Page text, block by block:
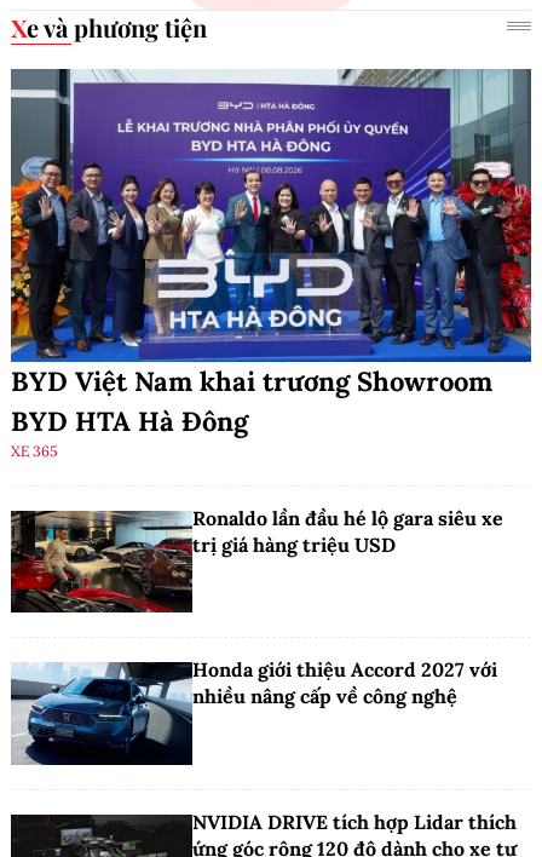
Xe và phương tiện
BYD Việt Nam khai trương Showroom
BYD HTA Hà Đông
XE 365
Ronaldo lần đầu hé lộ gara siêu xe
trị giá hàng triệu USD
Honda giới thiệu Accord 2027 với
nhiều nâng cấp về công nghệ
NVIDIA DRIVE tích hợp Lidar thích
ứng góc rộng 120 độ dành cho xe tự